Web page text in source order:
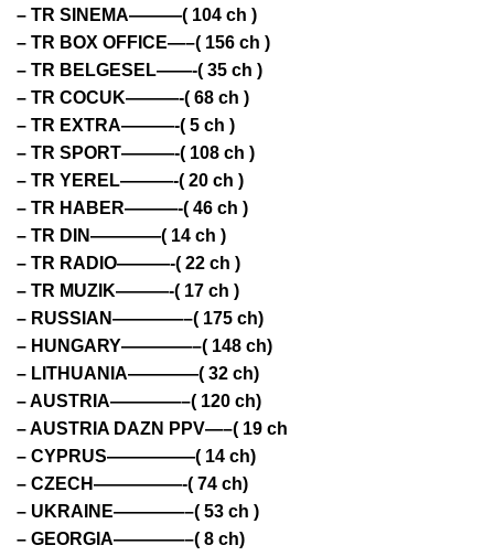
– TR SINEMA———( 104 ch )
– TR BOX OFFICE—–( 156 ch )
– TR BELGESEL——-( 35 ch )
– TR COCUK———-( 68 ch )
– TR EXTRA———-( 5 ch )
– TR SPORT———-( 108 ch )
– TR YEREL———-( 20 ch )
– TR HABER———-( 46 ch )
– TR DIN————( 14 ch )
– TR RADIO———-( 22 ch )
– TR MUZIK———-( 17 ch )
– RUSSIAN————–( 175 ch)
– HUNGARY————–( 148 ch)
– LITHUANIA————( 32 ch)
– AUSTRIA————–( 120 ch)
– AUSTRIA DAZN PPV—–( 19 ch
– CYPRUS—————( 14 ch)
– CZECH—————-( 74 ch)
– UKRAINE————–( 53 ch )
– GEORGIA————–( 8 ch)